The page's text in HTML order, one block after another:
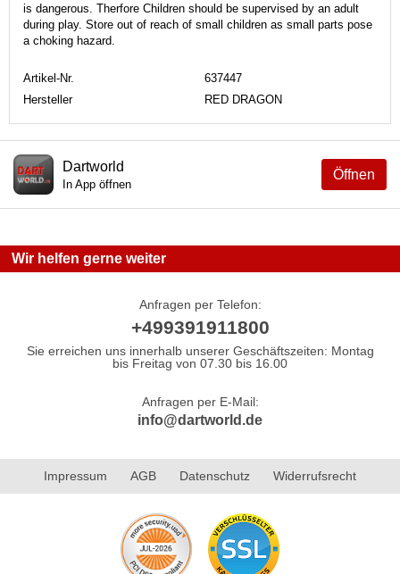
is dangerous. Therfore Children should be supervised by an adult
during play. Store out of reach of small children as small parts pose
a choking hazard.
Artikel-Nr.
637447
Hersteller
RED DRAGON
Öffnen
Dartworld
In App öffnen
Wir helfen gerne weiter
Anfragen per Telefon:
+499391911800
Sie erreichen uns innerhalb unserer Geschäftszeiten: Montag
bis Freitag von 07.30 bis 16.00
Anfragen per E-Mail:
info@dartworld.de
Impressum AGB Datenschutz Widerrufsrecht